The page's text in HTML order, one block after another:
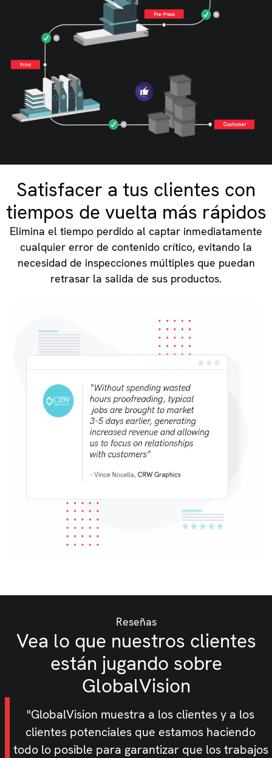
Satisfacer a tus clientes con
tiempos de vuelta más rápidos
Elimina el tiempo perdido al captar inmediatamente
cualquier error de contenido crítico, evitando la
necesidad de inspecciones múltiples que puedan
retrasar la salida de sus productos.
Reseñas
Vea lo que nuestros clientes
están jugando sobre
GlobalVision
"GlobalVision muestra a los clientes y a los
clientes potenciales que estamos haciendo
todo lo posible para garantizar que los trabajos